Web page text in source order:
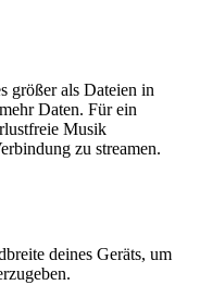
größer als Dateien in
Daten. Für ein
Musik
zu streamen.
deines Geräts, um